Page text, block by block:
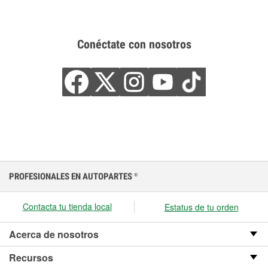
Conéctate con nosotros
PROFESIONALES EN AUTOPARTES ®
Contacta tu tienda local Estatus de tu orden
Acerca de nosotros
Recursos